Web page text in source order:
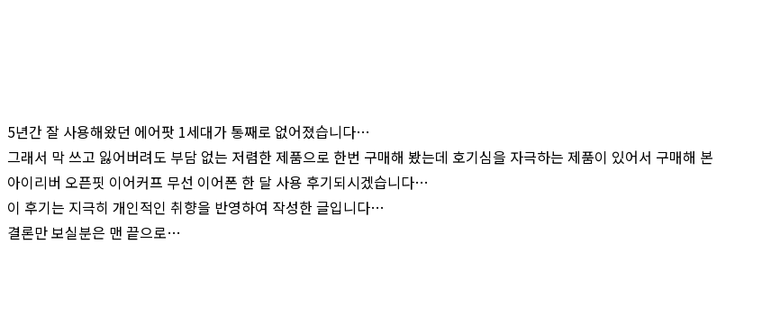
5년간 잘 사용해왔던 에어팟 1세대가 통째로 없어졌습니다…
그래서 막 쓰고 잃어버려도 부담 없는 저렴한 제품으로 한번 구매해 봤는데 호기심을 자극하는 제품이 있어서 구매해 본
아이리버 오픈핏 이어커프 무선 이어폰 한 달 사용 후기되시겠습니다…
이 후기는 지극히 개인적인 취향을 반영하여 작성한 글입니다…
결론만 보실분은 맨 끝으로…